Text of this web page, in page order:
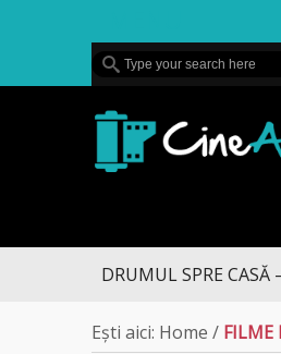
DRUMUL SPRE
Ești aici: Home / FILME